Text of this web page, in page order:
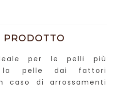
PRODOTTO
per le pelli più
la pelle dai fattori
caso di arrossamenti